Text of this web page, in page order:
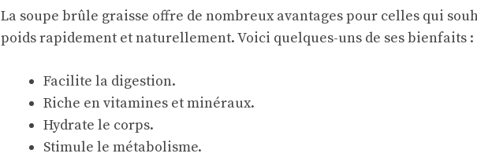
La soupe brûle graisse offre de nombreux avantages pour celles qui
poids rapidement et naturellement. Voici quelques-uns de ses bienfaits :
Facilite la digestion.
Riche en vitamines et minéraux.
Hydrate le corps.
Stimule le métabolisme.